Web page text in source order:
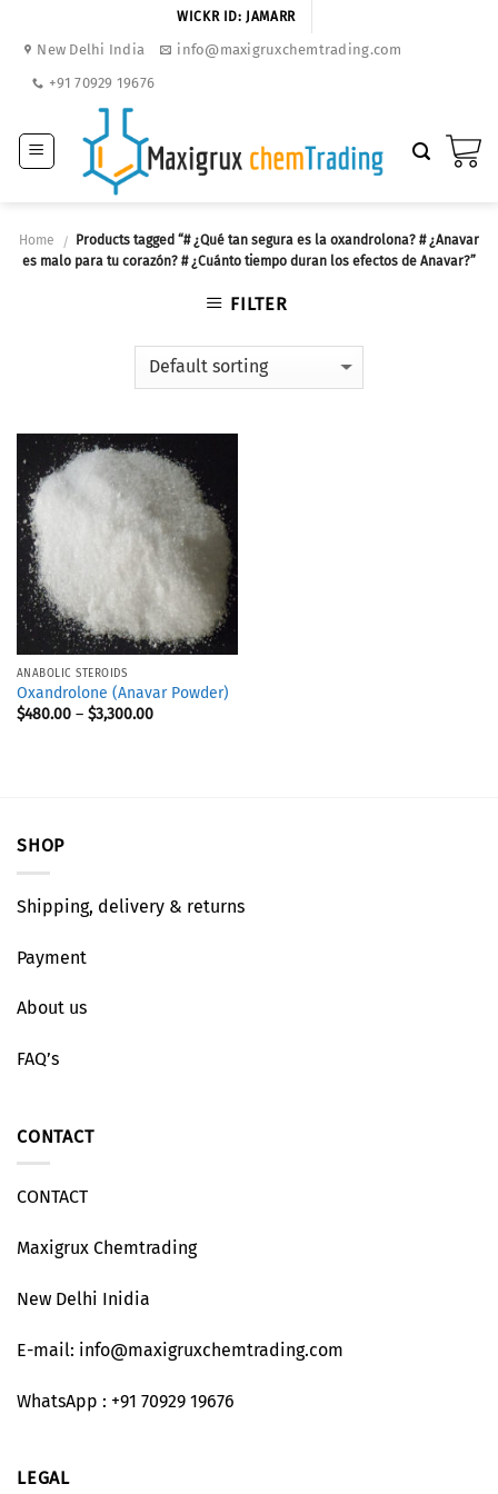
WICKR ID: JAMARR
New Delhi India
info@maxigruxchemtrading.com
+91 70929 19676
Home /
Products tagged “# ¿Qué tan segura es la oxandrolona? # ¿Anavar
es malo para tu corazón? # ¿Cuánto tiempo duran los efectos de Anavar?”
FILTER
ANABOLIC STEROIDS
Oxandrolone (Anavar Powder)
$480.00– $3,300.00
SHOP
Shipping, delivery & returns
Payment
About us
FAQ’s
CONTACT
CONTACT
Maxigrux Chemtrading
New Delhi Inidia
E-mail: info@maxigruxchemtrading.com
WhatsApp : +91 70929 19676
LEGAL